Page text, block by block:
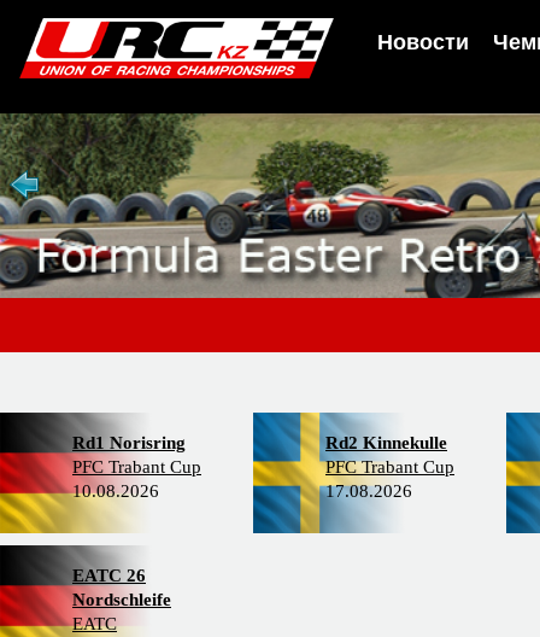
Новости
Rd1 Norisring
PFC Trabant Cup
10.08.2026
Rd2 Kinnekulle
PFC Trabant Cup
17.08.2026
EATC 26
Nordschleife
EATC